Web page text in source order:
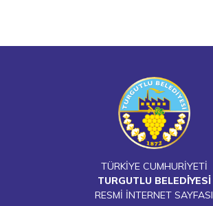
TÜRKİYE CUMHURİYETİ
TURGUTLU BELEDİYESİ
RESMİ İNTERNET SAYFASI